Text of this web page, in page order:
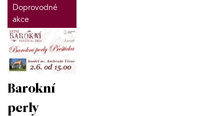
Doprovodné
akce
Barokní
perly